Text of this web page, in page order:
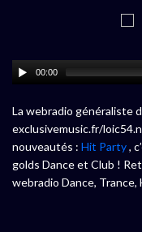
00:00
La webradio généraliste
exclusivemusic.fr/
nouveautés : Hit Party,
golds Dance et Club !
webradio Dance, Trance,